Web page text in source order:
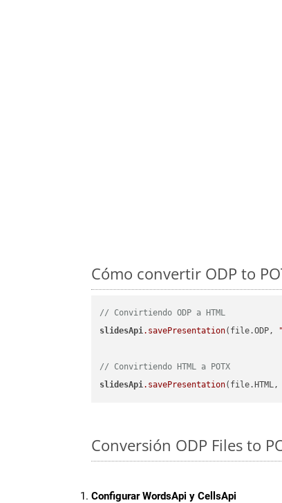
Cómo convertir ODP to
// Convirtiendo ODP a HTML
slidesApi.savePresentation(file.ODP,
// Convirtiendo HTML a POTX
slidesApi.savePresentation(file.HTML,
Conversión ODP Files to
Configurar WordsApi y CellsApi